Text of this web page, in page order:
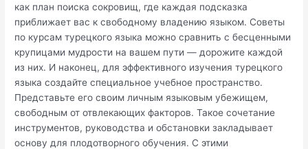
как план поиска сокровищ, где каждая подсказка
приближает вас к свободному владению языком. Советы
по курсам турецкого языка можно сравнить с бесценными
крупицами мудрости на вашем пути — дорожите каждой
из них. И наконец, для эффективного изучения турецкого
языка создайте специальное учебное пространство.
Представьте его своим личным языковым убежищем,
свободным от отвлекающих факторов. Такое сочетание
инструментов, руководства и обстановки закладывает
основу для плодотворного обучения. С этими